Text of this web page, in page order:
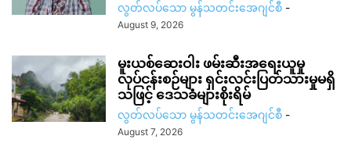
လွတ်လပ်သော မွန်သတင်းအေဂျင်စီ -
August 9, 2026
မူးယစ်ဆေးဝါး ဖမ်းဆီးအရေးယူမှု
လုပ်ငန်းစဉ်များ ရှင်းလင်းပြတ်သားမှုမရှိ
သဖြင့် ဒေသခံများစိုးရိမ်
လွတ်လပ်သော မွန်သတင်းအေဂျင်စီ -
August 7, 2026